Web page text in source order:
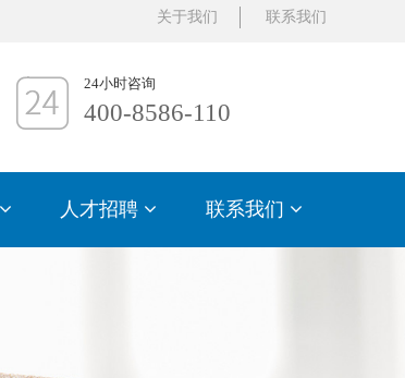
人才招聘 联系我们
关于我们 联系我们
400-8586-110
24小时咨询